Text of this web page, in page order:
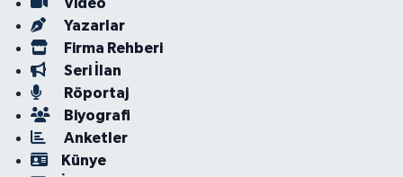
Video
Yazarlar
Firma Rehberi
Seri İlan
Röportaj
Biyografi
Anketler
Künye